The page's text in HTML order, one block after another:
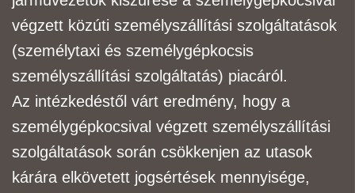
végzett közúti személyszállítási szolgáltatások
(személytaxi és személygépkocsis
személyszállítási szolgáltatás) piacáról.
Az intézkedéstől várt eredmény, hogy a
személygépkocsival végzett személyszállítási
szolgáltatások során csökkenjen az utasok
kárára elkövetett jogsértések mennyisége,